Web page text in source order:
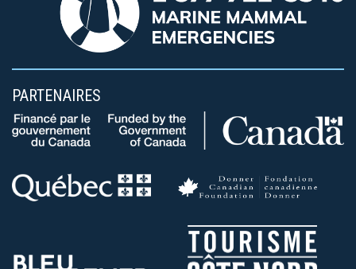
PARTENAIRES